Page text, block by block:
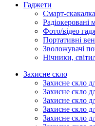
Гаджети
Смарт-скакалка
Радіокеровані
Фото/відео
Портативні
Зволожувачі
Нічники,
Захисне скло
Захисне скло
Захисне скло
Захисне скло
Захисне скло
Захисне скло